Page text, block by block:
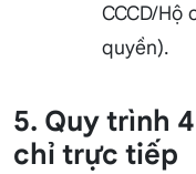
CCCD/Hộ
quyền).
5. Quy trình
chỉ trực tiếp